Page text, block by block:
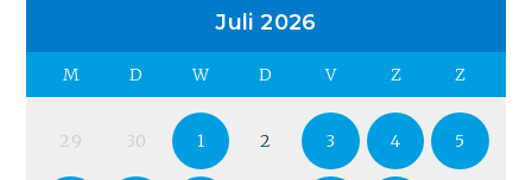
Juli 2026
M D W D V Z Z
29 30 1 2 3 4 5